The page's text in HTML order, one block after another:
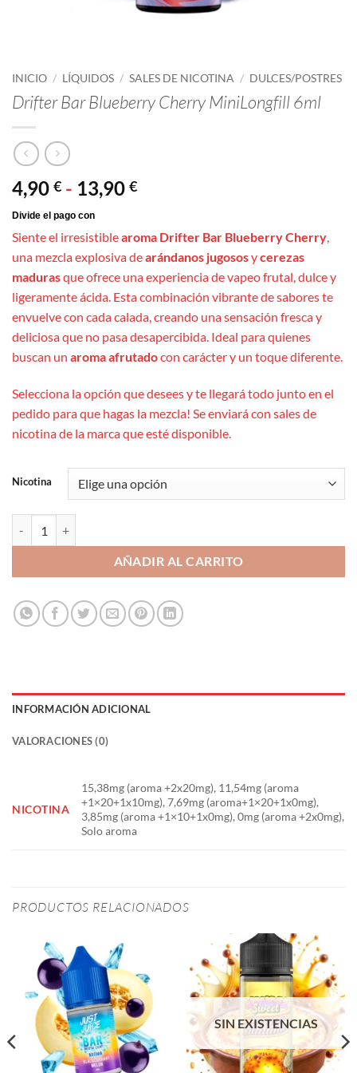
INICIO / LÍQUIDOS / SALES DE NICOTINA / DULCES/POSTRES
Drifter Bar Blueberry Cherry MiniLongfill 6ml
4,90 € - 13,90 €Rango
desde
4,90 €
hasta
13,90 €
Siente el irresistiblearoma Drifter Bar Blueberry Cherry,
una mezcla explosiva dearándanos jugososycerezas
madurasque ofrece una experiencia de vapeo frutal, dulce y
ligeramente ácida. Esta combinación vibrante de sabores te
envuelve con cada calada, creando una sensación fresca y
deliciosa que no pasa desapercibida. Ideal para quienes
buscan un aroma afrutadocon carácter y un toque diferente.
Selecciona la opción que desees y te llegará todo junto en el
pedido para que hagas la mezcla! Se enviará con sales de
nicotina de la marca que esté disponible.
Nicotina
AÑADIR AL CARRITO
INFORMACIÓN ADICIONAL
VALORACIONES (0)
NICOTINA
15,38mg (aroma +2x20mg), 11,54mg (aroma
+1×20+1x10mg), 7,69mg (aroma+1×20+1x0mg),
3,85mg (aroma +1×10+1x0mg), 0mg (aroma +2x0mg),
Solo aroma
PRODUCTOS RELACIONADOS
SIN EXISTENCIAS